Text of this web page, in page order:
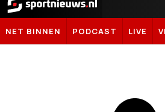
Sportnieuws.nl
NET BINNEN PODCAST LIVE